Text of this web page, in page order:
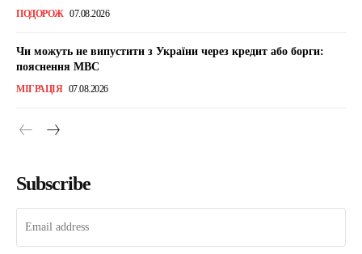
ПОДОРОЖ 07.08.2026
Чи можуть не випустити з України через кредит або борги:
пояснення МВС
МІГРАЦІЯ 07.08.2026
Subscribe